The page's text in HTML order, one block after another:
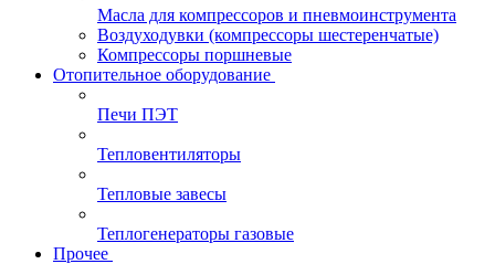
Масла для компрессоров и пневмоинструмента
Воздуходувки (компрессоры шестеренчатые)
Компрессоры поршневые
Отопительное оборудование
Печи ПЭТ
Тепловентиляторы
Тепловые завесы
Теплогенераторы газовые
Прочее